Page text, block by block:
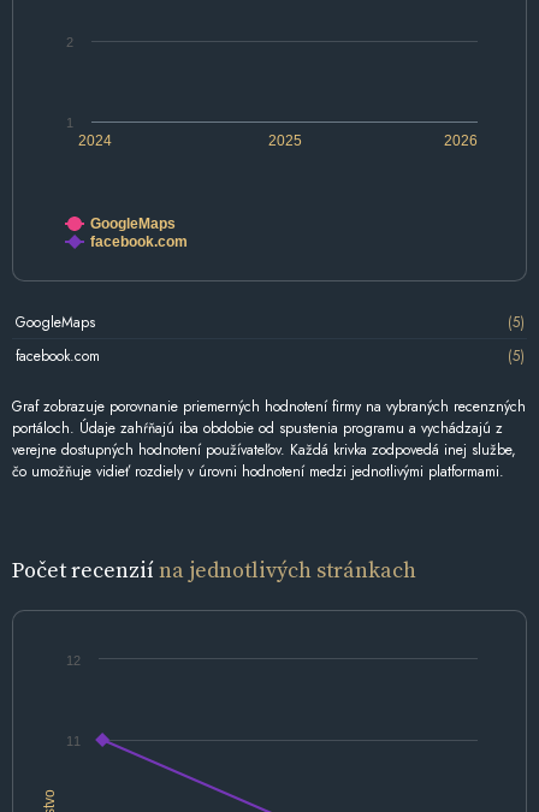
2024 2025 2026
1
2
GoogleMaps
facebook.com
GoogleMaps
(5)
facebook.com
(5)
Graf zobrazuje porovnanie priemerných hodnotení firmy na vybraných recenzných
portáloch. Údaje zahŕňajú iba obdobie od spustenia programu a vychádzajú z
verejne dostupných hodnotení používateľov. Každá krivka zodpovedá inej službe,
čo umožňuje vidieť rozdiely v úrovni hodnotení medzi jednotlivými platformami.
Počet recenziína jednotlivých stránkach
11
12